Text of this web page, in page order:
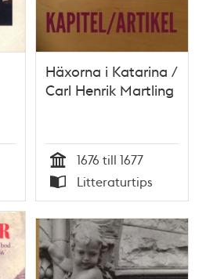
Häxorna i Katarina /
Carl Henrik Martling
Tid
1676 till 1677
Typ
Litteraturtips